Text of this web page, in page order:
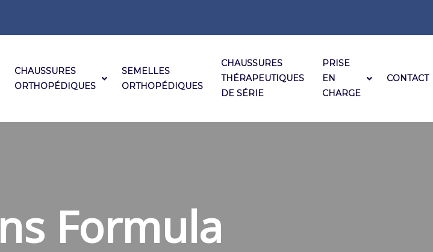
CHAUSSURES
ORTHOPÉDIQUES
SEMELLES
ORTHOPÉDIQUES
CHAUSSURES
THÉRAPEUTIQUES
DE SÉRIE
PRISE
EN
CHARGE
CONTACT
Formula